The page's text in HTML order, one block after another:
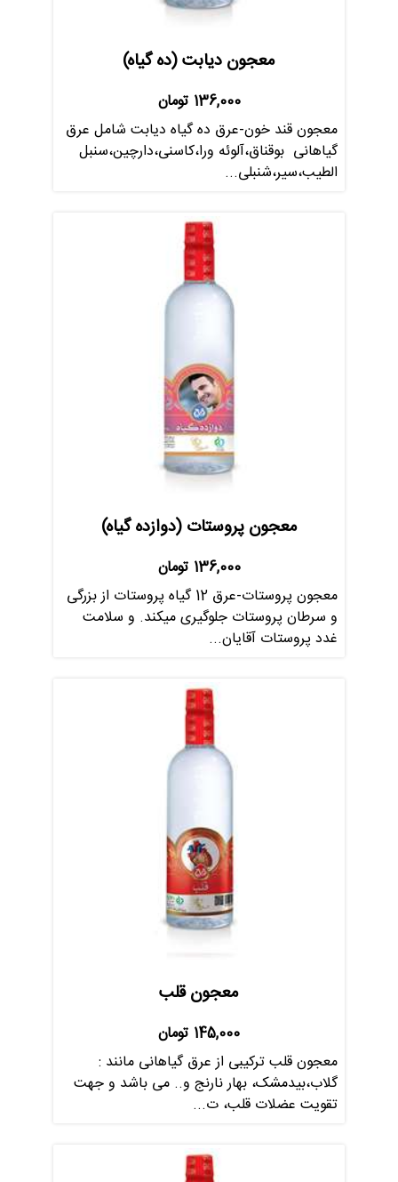
معجون دیابت (ده گیاه)
136,000 تومان
معجون قند خون-عرق ده گیاه دیابت شامل عرق
گیاهانی بوقناق،آلوئه ورا،کاسنی،دارچین،سنبل
الطیب،سیر،شنبلی...
معجون پروستات (دوازده گیاه)
136,000 تومان
معجون پروستات-عرق 12 گیاه پروستات از بزرگی
و سرطان پروستات جلوگیری میکند. و سلامت
غدد پروستات آقایان...
معجون قلب
145,000 تومان
معجون قلب ترکیبی از عرق گیاهانی مانند :
گلاب،بیدمشک، بهار نارنج و.. می باشد و جهت
تقویت عضلات قلب، ت...